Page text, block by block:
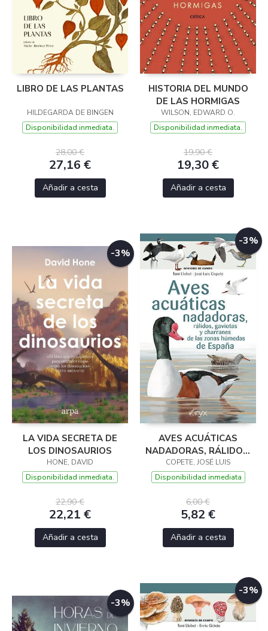
LIBRO DE LAS PLANTAS
HILDEGARDA DE BINGEN
Disponibilidad inmediata.
28,00 €
27,16 €
Añadir a cesta
HISTORIA DEL MUNDO
DE LAS HORMIGAS
WILSON, EDWARD O.
Disponibilidad inmediata.
19,90 €
19,30 €
Añadir a cesta
-3%
LA VIDA SECRETA DE
LOS DINOSAURIOS
HONE, DAVID
Disponibilidad inmediata.
22,90 €
22,21 €
Añadir a cesta
-3%
AVES ACUÁTICAS
NADADORAS, RÁLIDOS,
GAVIOTAS Y
CHARRANES DE LAS
COPETE, JOSÉ LUIS
Disponibilidad inmediata
6,00 €
5,82 €
Añadir a cesta
-3%
-3%